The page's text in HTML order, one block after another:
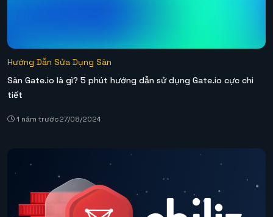
Hướng Dẫn Sửa Dụng Sàn
Sàn Gate.io là gì? 5 phút hướng dẫn sử dụng Gate.io cực chi
tiết
1 năm trước27/08/2024